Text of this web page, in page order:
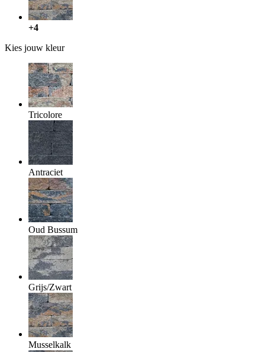
+4
Kies jouw kleur
Tricolore
Antraciet
Oud Bussum
Grijs/Zwart
Musselkalk